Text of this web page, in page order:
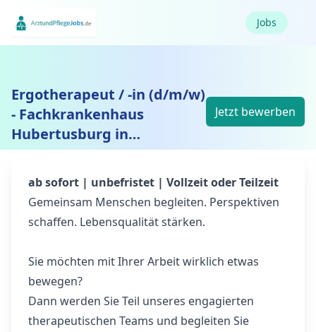
Jobs
Ergotherapeut / -in (d/m/w)
- Fachkrankenhaus
Hubertusburg in
Wermsdorf
Jetzt bewerben
ab sofort | unbefristet | Vollzeit oder Teilzeit
Gemeinsam Menschen begleiten. Perspektiven
schaffen. Lebensqualität stärken.
Sie möchten mit Ihrer Arbeit wirklich etwas
bewegen?
Dann werden Sie Teil unseres engagierten
therapeutischen Teams und begleiten Sie